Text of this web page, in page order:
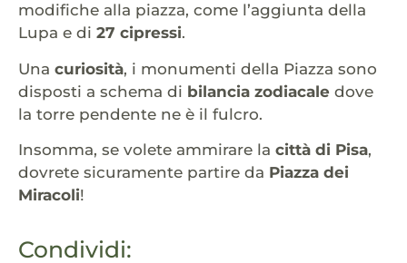
Condividi:
modifiche alla piazza, come l’aggiunta della
Lupa e di 27 cipressi.
Una curiosità, i monumenti della Piazza sono
disposti a schema di bilancia zodiacale dove
la torre pendente ne è il fulcro.
Insomma, se volete ammirare la città di Pisa,
dovrete sicuramente partire da Piazza dei
Miracoli!